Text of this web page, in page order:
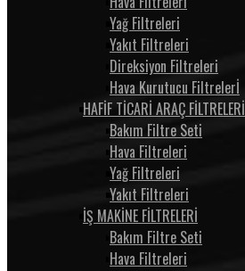
Yağ Filtreleri
Yakıt Filtreleri
Direksiyon Filtreleri
Hava Kurutucu Filtrelerİ
HAFİF TİCARİ ARAÇ FİLTRELERİ
Bakım Filtre Seti
Hava Filtreleri
Yağ Filtreleri
Yakıt Filtreleri
İŞ MAKİNE FİLTRELERİ
Bakım Filtre Seti
Hava Filtreleri